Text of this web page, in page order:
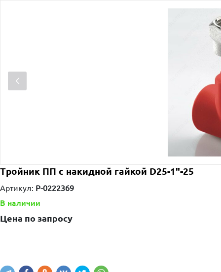
Тройник ПП с накидной гайкой D25-1"-25
Артикул: P-0222369
В наличии
Цена по запросу